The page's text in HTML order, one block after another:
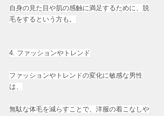
自身の見た目や肌の感触に満足するために、脱
毛をするという方も。
4. ファッションやトレンド
ファッションやトレンドの変化に敏感な男性
は、
無駄な体毛を減らすことで、洋服の着こなしや